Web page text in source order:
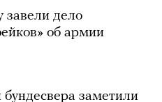
завели дело
об армии
заметили